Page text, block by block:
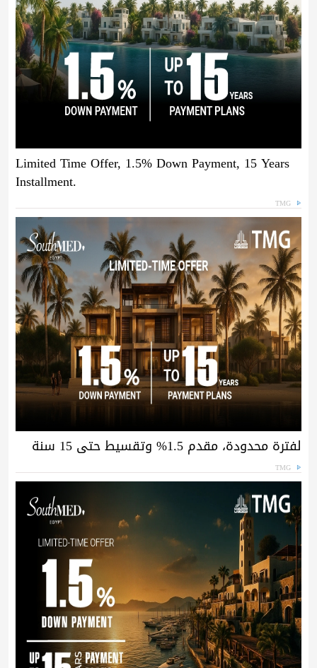
Limited Time Offer, 1.5% Down Payment, 15 Years
Installment.
TMG
لفترة محدودة، مقدم 1.5% وتقسيط حتى 15 سنة
TMG